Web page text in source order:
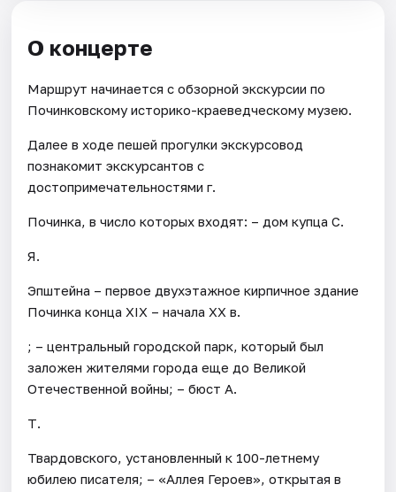
О концерте
Маршрут начинается с обзорной экскурсии по
Починковскому историко-краеведческому музею.
Далее в ходе пешей прогулки экскурсовод
познакомит экскурсантов с
достопримечательностями г.
Починка, в число которых входят: – дом купца С.
Я.
Эпштейна – первое двухэтажное кирпичное здание
Починка конца XIX – начала XX в.
; – центральный городской парк, который был
заложен жителями города еще до Великой
Отечественной войны; – бюст А.
Т.
Твардовского, установленный к 100-летнему
юбилею писателя; – «Аллея Героев», открытая в